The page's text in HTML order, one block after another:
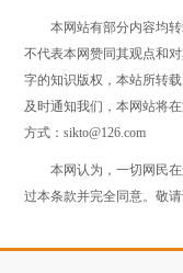
本网站有部分内容均
不代表本网赞同其观点和
字的知识版权，本站所转
及时通知我们，本网站将
方式：sikto@126.com
本网认为，一切网民
过本条款并完全同意。敬请